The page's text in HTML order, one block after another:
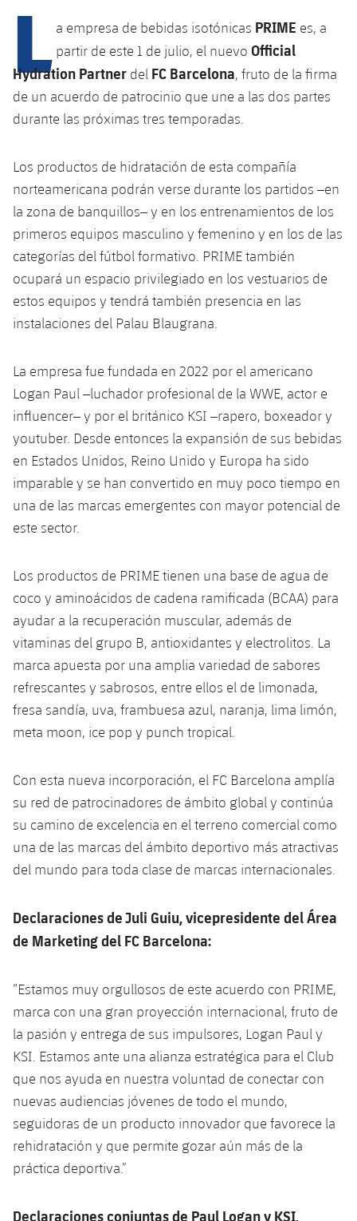
plusicon
más
Instalaciones
Palau Blaugrana
Estadi Johan Cruyff
Barça Cafe
Ciutat Esportiva
plusicon
más
Servicios
Servicios Médicos
plusicon
más
Acreditaciones
Instalaciones
SUB13
SUB12
SUB11 A
SUB10 A
SUB10 B
SUB9 B
SUB8 B
SUB13 B
SUB12 C
SUB11 C
Entradas
Gameday Shows
Resultados
Clasificación
Jugadores
Fotos
Historia
Palmarés
Barça Atlètic
Cadete A
Cadete B
Infantil A
Infantil B
Mini
PLUSICON
MÁS
Primer Equipo
plusicon
más
Calendario
Entradas
Resultados
Clasificaciones
Jugadores
Fotos
Historia
Palmarés
Calendario
Resultados
Clasificaciones
Fotos
Base
plusicon
más
Actualidad
Juvenil
Cadete A
Infantil B
PLUSICON
MÁS
Primer equipo
plusicon
más
Actualidad
Entradas
Resultados
Clasificaciones
Jugadors
Historia
Barça Atlètic
plusicon
más
Calendario
Resultados
Clasificaciones
plusicon
Actualidad
Juvenil
Cadete
Campus Verano
PLUSICON
MÁS
Primer equipo
plusicon
más
Actualidad
Entradas
Resultados
Clasificaciones
Jugadores
Historia
Palmarés
Barça Atlètic
plusicon
más
Actualidad
Resultados
Jugadores
Clasificaciones
Base
plusicon
más
Actualidad
Barça C
Junior
Juvenil
Alevín
Campus Verano
PLUSICON
MÁS
Información general
plusicon
más
Noticias
Atletismo
Actualidad
Masculino
Femenino
Baloncesto en silla de ruedas
plusicon
más
Actualidad
Jugadores
Calendario
Resultados
Clasificaciones
Hockey sobre hielo
plusicon
más
Actualidad
Jugadores
Calendario
Resultados
Clasificaciones
Hockey hierba
Noticias
Hockey Hierba Femenino
Patinaje artístico
plusicon
más
Agenda
Rugby
plusicon
más
Jugadores
Calendario
Resultados
Clasificaciones
Voleibol
plusicon
más
Noticias
Voleibol masculino
Voleibol femenino
Apúntate a las amateurs
plusicon
más
Apúntate a las amateurs
Carnet de las Secciones Amateurs
PLUSICON
MÁS
League of Legends
L a empresa de bebidas isotónicas PRIME es, a
partir de este 1 de julio, el nuevo Official
Hydration Partner del FC Barcelona, fruto de la firma
de un acuerdo de patrocinio que une a las dos partes
durante las próximas tres temporadas.
Los productos de hidratación de esta compañía
norteamericana podrán verse durante los partidos –en
la zona de banquillos– y en los entrenamientos de los
primeros equipos masculino y femenino y en los de las
categorías del fútbol formativo. PRIME también
ocupará un espacio privilegiado en los vestuarios de
estos equipos y tendrá también presencia en las
instalaciones del Palau Blaugrana.
La empresa fue fundada en 2022 por el americano
Logan Paul –luchador profesional de la WWE, actor e
influencer– y por el británico KSI –rapero, boxeador y
youtuber. Desde entonces la expansión de sus bebidas
en Estados Unidos, Reino Unido y Europa ha sido
imparable y se han convertido en muy poco tiempo en
una de las marcas emergentes con mayor potencial de
este sector.
Los productos de PRIME tienen una base de agua de
coco y aminoácidos de cadena ramificada (BCAA) para
ayudar a la recuperación muscular, además de
vitaminas del grupo B, antioxidantes y electrolitos. La
marca apuesta por una amplia variedad de sabores
refrescantes y sabrosos, entre ellos el de limonada,
fresa sandía, uva, frambuesa azul, naranja, lima limón,
meta moon, ice pop y punch tropical.
Con esta nueva incorporación, el FC Barcelona amplía
su red de patrocinadores de ámbito global y continúa
su camino de excelencia en el terreno comercial como
una de las marcas del ámbito deportivo más atractivas
del mundo para toda clase de marcas internacionales.
Declaraciones de Juli Guiu, vicepresidente del Área
de Marketing del FC Barcelona:
“Estamos muy orgullosos de este acuerdo con PRIME,
marca con una gran proyección internacional, fruto de
la pasión y entrega de sus impulsores, Logan Paul y
KSI. Estamos ante una alianza estratégica para el Club
que nos ayuda en nuestra voluntad de conectar con
nuevas audiencias jóvenes de todo el mundo,
seguidoras de un producto innovador que favorece la
rehidratación y que permite gozar aún más de la
práctica deportiva.”
Declaraciones conjuntas de Paul Logan y KSI,